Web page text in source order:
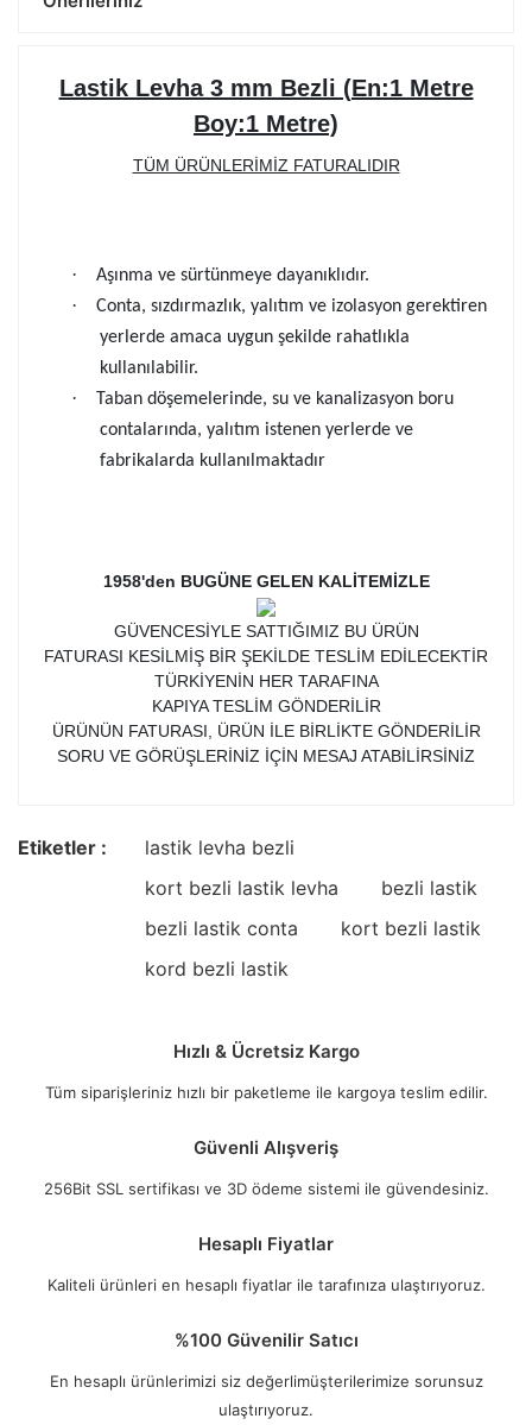
Lastik Levha 3 mm Bezli (En:1 Metre
Boy:1 Metre)
TÜM ÜRÜNLERİMİZ FATURALIDIR
· Aşınma ve sürtünmeye dayanıklıdır.
·
Conta, sızdırmazlık, yalıtım ve izolasyon gerektiren
yerlerde amaca uygun şekilde rahatlıkla
kullanılabilir.
·
Taban döşemelerinde, su ve kanalizasyon boru
contalarında, yalıtım istenen yerlerde ve
fabrikalarda kullanılmaktadır
1958'den BUGÜNE GELEN KALİTEMİZLE
GÜVENCESİYLE SATTIĞIMIZ BU ÜRÜN
FATURASI KESİLMİŞ BİR ŞEKİLDE TESLİM EDİLECEKTİR
TÜRKİYENİN HER TARAFINA
KAPIYA TESLİM GÖNDERİLİR
ÜRÜNÜN FATURASI, ÜRÜN İLE BİRLİKTE GÖNDERİLİR
SORU VE GÖRÜŞLERİNİZ İÇİN MESAJ ATABİLİRSİNİZ
Etiketler :
lastik levha bezli
kort bezli lastik levha
bezli lastik
bezli lastik conta
kort bezli lastik
kord bezli lastik
Hızlı & Ücretsiz Kargo
Tüm siparişleriniz hızlı bir paketleme ile kargoya teslim edilir.
Güvenli Alışveriş
256Bit SSL sertifikası ve 3D ödeme sistemi ile güvendesiniz.
Hesaplı Fiyatlar
Kaliteli ürünleri en hesaplı fiyatlar ile tarafınıza ulaştırıyoruz.
%100 Güvenilir Satıcı
En hesaplı ürünlerimizi siz değerlimüşterilerimize sorunsuz
ulaştırıyoruz.